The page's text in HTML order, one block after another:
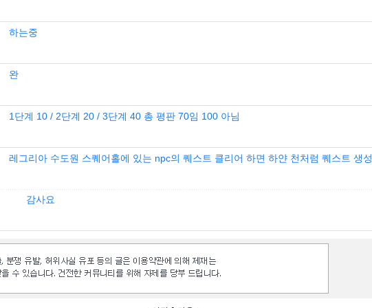
하는중
완
1단계 10 / 2단계 20 / 3단계 40 총 평판 70임 100 아님
레그리아 수도원 스퀘어홀에 있는 npc의 퀘스트 클리어 하면 하얀 천처럼 퀘스트 생성
감사요